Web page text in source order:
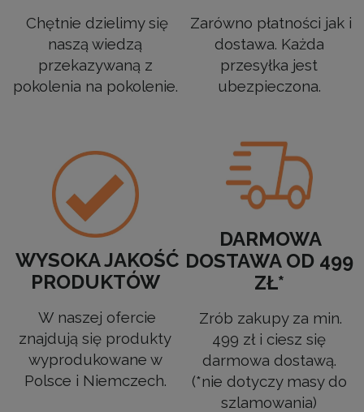
Chętnie dzielimy się
naszą wiedzą
przekazywaną z
pokolenia na pokolenie.
Zarówno płatności jak i
dostawa. Każda
przesyłka jest
ubezpieczona.
WYSOKA JAKOŚĆ
PRODUKTÓW
W naszej ofercie
znajdują się produkty
wyprodukowane w
Polsce i Niemczech.
DARMOWA
DOSTAWA OD 499
ZŁ*
Zrób zakupy za min.
499 zł i ciesz się
darmowa dostawą.
(*nie dotyczy masy do
szlamowania)